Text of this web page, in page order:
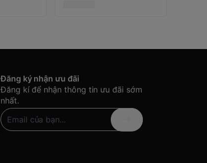
Đăng ký nhận ưu đãi
Đăng kí để nhận thông tin ưu đãi sớm
nhất.